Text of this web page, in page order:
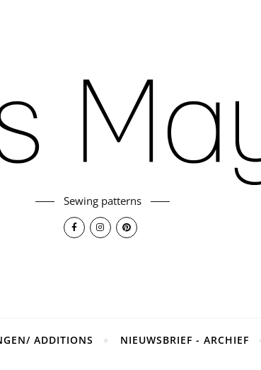
Sewing patterns
ADDITIONS NIEUWSBRIEF - ARCHIEF